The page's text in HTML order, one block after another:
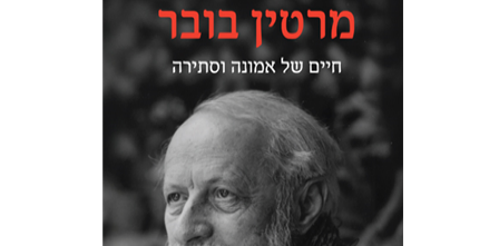
פול מנדס-פלור
מתן אורם